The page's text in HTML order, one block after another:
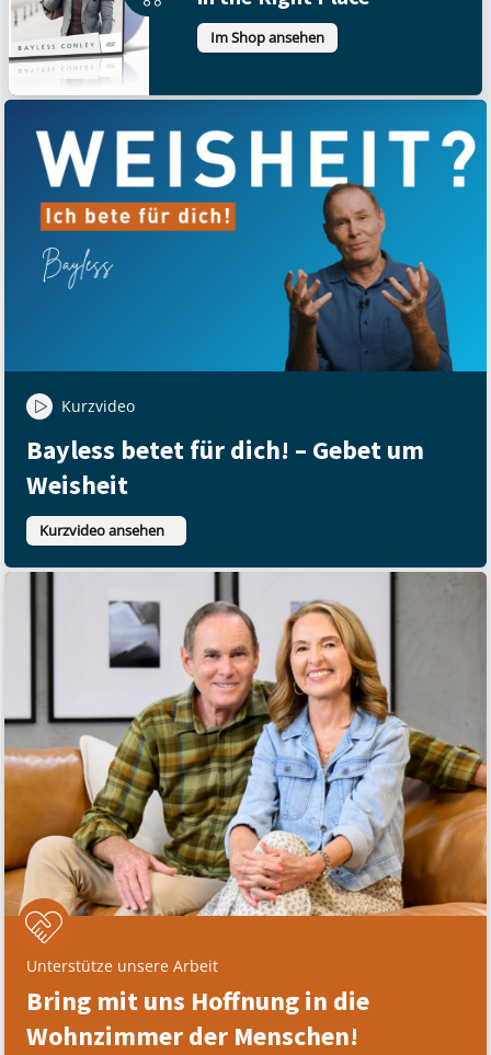
Im Shop ansehen
Kurzvideo
Bayless betet für dich! – Gebet um
Weisheit
Kurzvideo ansehen
Unterstütze unsere Arbeit
Bring mit uns Hoffnung in die
Wohnzimmer der Menschen!